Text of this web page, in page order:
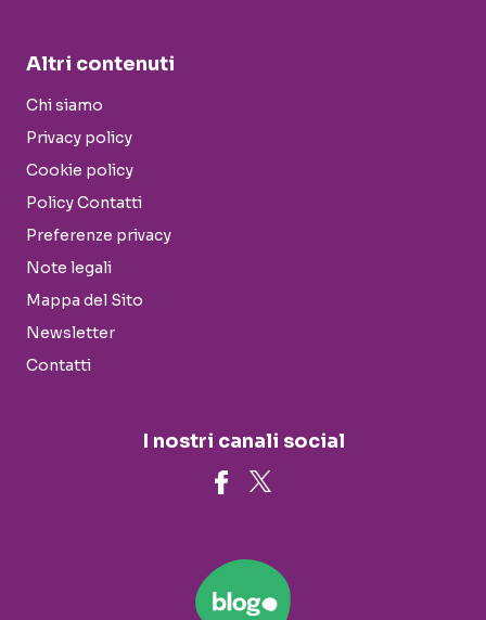
Altri contenuti
Chi siamo
Privacy policy
Cookie policy
Policy Contatti
Preferenze privacy
Note legali
Mappa del Sito
Newsletter
Contatti
I nostri canali social